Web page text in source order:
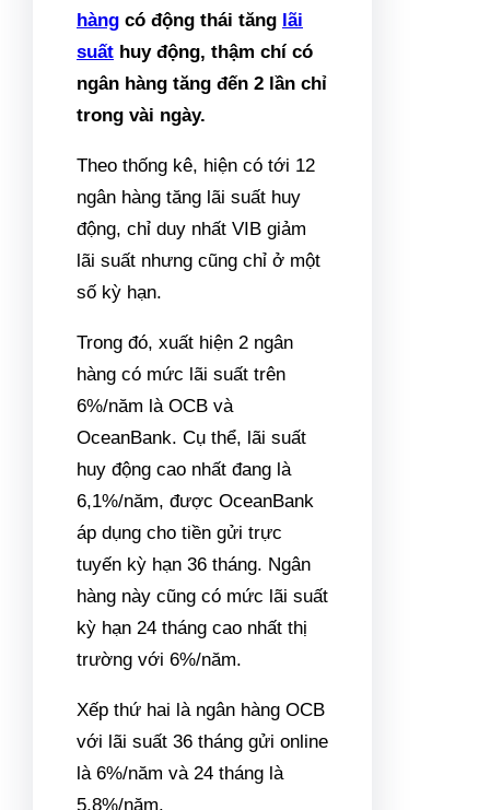
hàng có động thái tăng lãi
suất huy động, thậm chí có
ngân hàng tăng đến 2 lần chỉ
trong vài ngày.
Theo thống kê, hiện có tới 12
ngân hàng tăng lãi suất huy
động, chỉ duy nhất VIB giảm
lãi suất nhưng cũng chỉ ở một
số kỳ hạn.
Trong đó, xuất hiện 2 ngân
hàng có mức lãi suất trên
6%/năm là OCB và
OceanBank. Cụ thể, lãi suất
huy động cao nhất đang là
6,1%/năm, được OceanBank
áp dụng cho tiền gửi trực
tuyến kỳ hạn 36 tháng. Ngân
hàng này cũng có mức lãi suất
kỳ hạn 24 tháng cao nhất thị
trường với 6%/năm.
Xếp thứ hai là ngân hàng OCB
với lãi suất 36 tháng gửi online
là 6%/năm và 24 tháng là
5,8%/năm.